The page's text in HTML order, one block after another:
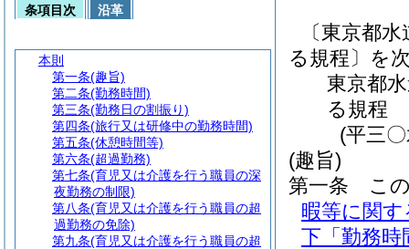
〔東京都
る規程〕を
東京都
る規程
(平三
(趣旨)
第一条
こ
暇等に関す
下「勤務時
条項目次 沿革
本則
第一条(趣旨)
第二条(勤務時間)
第三条(勤務日の割振り)
第四条(旅行又は研修中の勤務時間)
第五条(休憩時間等)
第六条(超過勤務)
第七条(育児又は介護を行う職員の深
夜勤務の制限)
第八条(育児又は介護を行う職員の超
過勤務の免除)
第九条(育児又は介護を行う職員の超